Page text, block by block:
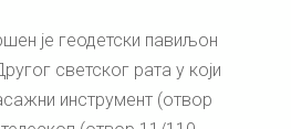
је геодетски павиљон
светског рата у који
инструмент (отвор